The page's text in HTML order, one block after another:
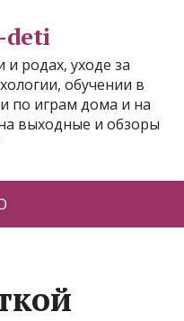
deti
родах, уходе за
обучении в
по играм дома и на
выходные и обзоры